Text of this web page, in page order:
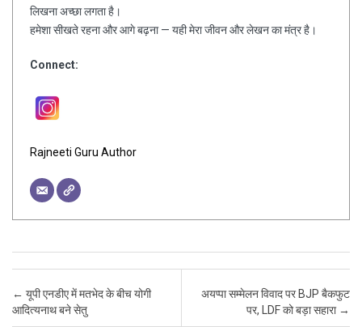
लिखना अच्छा लगता है।
हमेशा सीखते रहना और आगे बढ़ना — यही मेरा जीवन और लेखन का मंत्र है।
Connect:
Rajneeti Guru Author
Post navigation
← यूपी एनडीए में मतभेद के बीच योगी
आदित्यनाथ बने सेतु
अयप्पा सम्मेलन विवाद पर BJP बैकफुट
पर, LDF को बड़ा सहारा →